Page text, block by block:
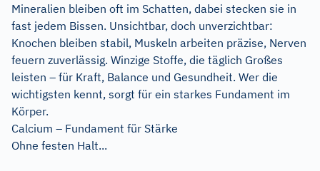
Mineralien bleiben oft im Schatten, dabei stecken sie in
fast jedem Bissen. Unsichtbar, doch unverzichtbar:
Knochen bleiben stabil, Muskeln arbeiten präzise, Nerven
feuern zuverlässig. Winzige Stoffe, die täglich Großes
leisten – für Kraft, Balance und Gesundheit. Wer die
wichtigsten kennt, sorgt für ein starkes Fundament im
Körper.
Calcium – Fundament für Stärke
Ohne festen Halt...